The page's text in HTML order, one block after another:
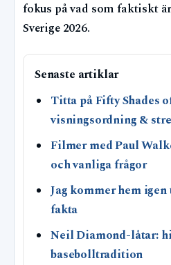
fokus på vad som faktiskt
Sverige 2026.
Senaste artiklar
Titta på Fifty Shades
visningsordning &
Filmer med Paul
och vanliga frågor
Jag kommer hem
fakta
Neil Diamond-låtar:
basebolltradition